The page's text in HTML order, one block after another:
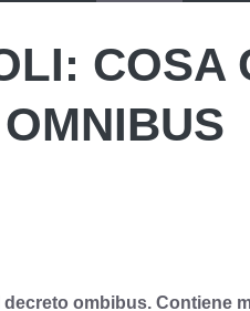
COSA
ombibus. Contiene